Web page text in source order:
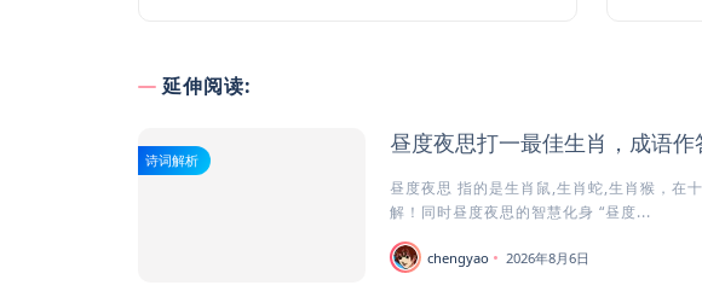
延伸阅读:
诗词解析
昼度夜思打一最佳生肖，成语作
昼度夜思 指的是生肖鼠,生肖蛇,生肖猴，在
解！同时昼度夜思的智慧化身 “昼度...
chengyao 2026年8月6日